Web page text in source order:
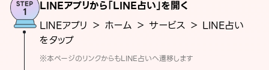
LINEアプリから「LINE占い」を開く
LINEアプリ ＞ ホーム ＞ サービス ＞ LINE占い
をタップ
※本ページのリンクからもLINE占いへ遷移します